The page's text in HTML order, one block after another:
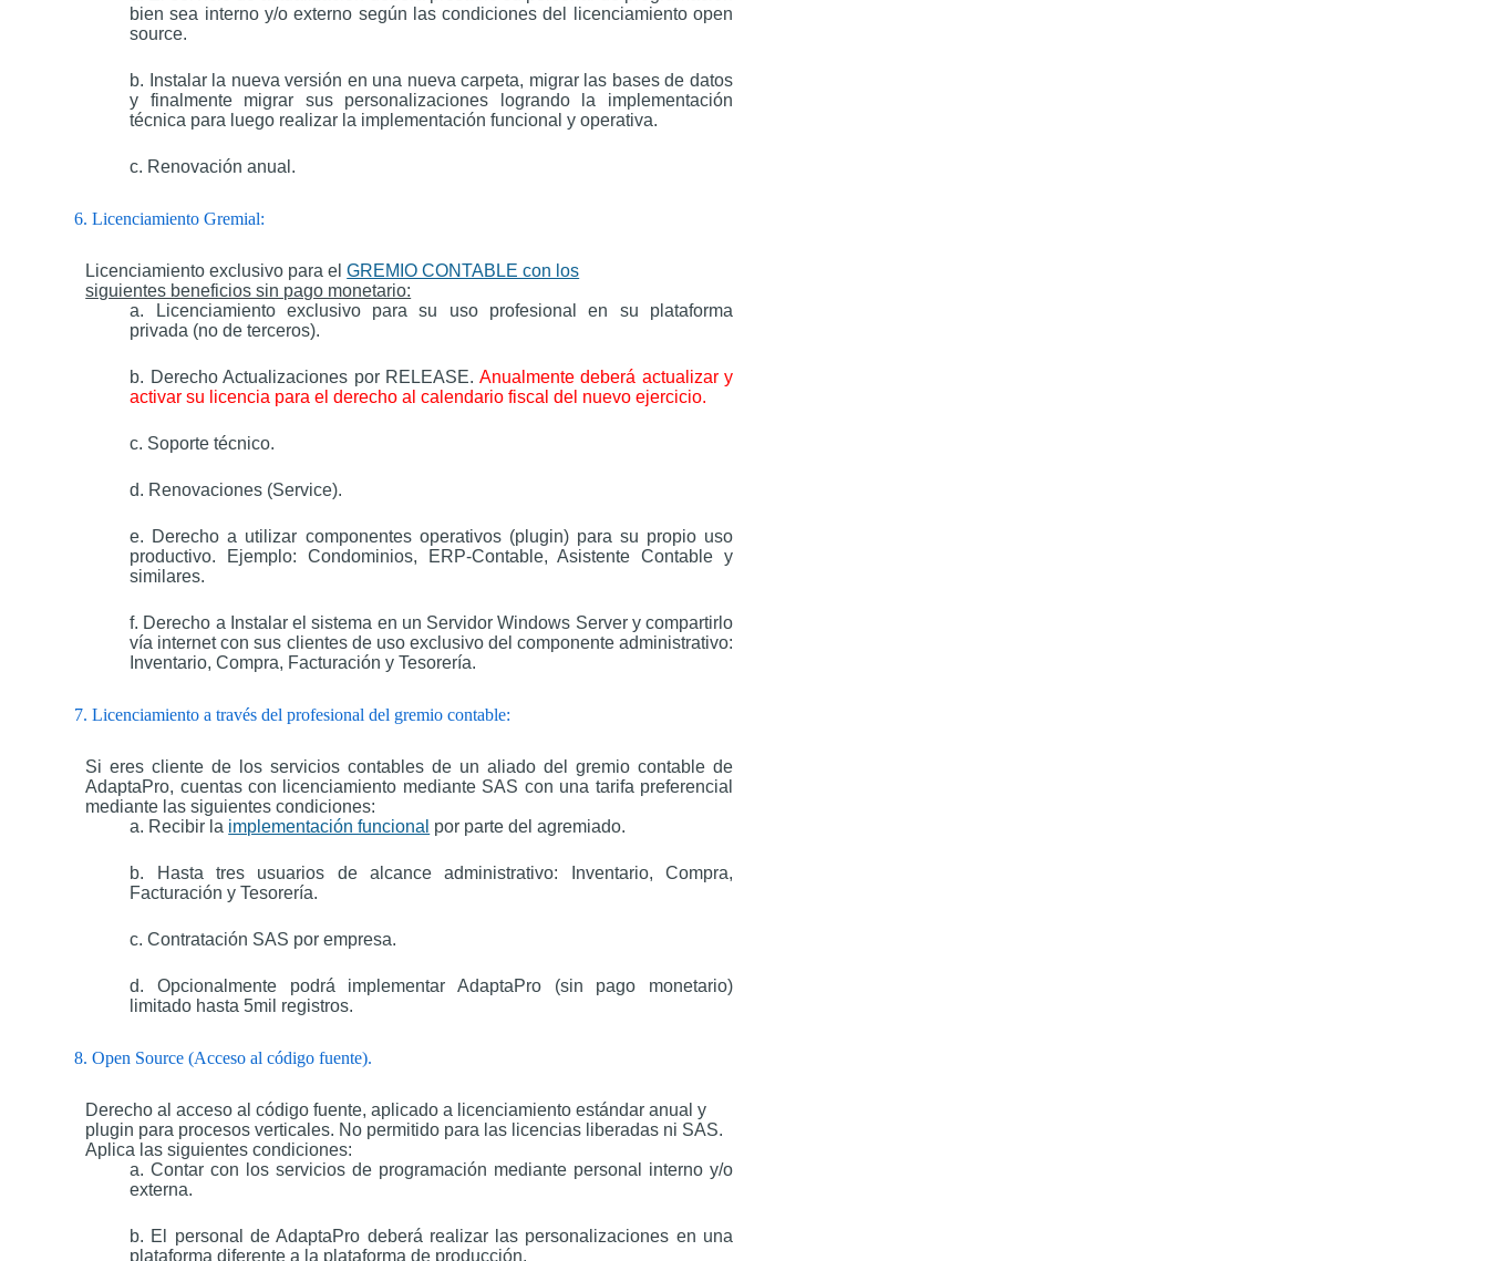
bien sea interno y/o externo según las condiciones del licenciamiento open
source.
b. Instalar la nueva versión en una nueva carpeta, migrar las bases de datos
y finalmente migrar sus personalizaciones logrando la implementación
técnica para luego realizar la implementación funcional y operativa.
c. Renovación anual.
6. Licenciamiento Gremial:
Licenciamiento exclusivo para elGREMIO CONTABLE con los
siguientes beneficios sin pago monetario:
a. Licenciamiento exclusivo para su uso profesional en su plataforma
privada (no de terceros).
b. Derecho Actualizaciones por RELEASE. Anualmente deberá actualizar y
activar su licencia para el derecho al calendario fiscal del nuevo ejercicio.
c. Soporte técnico.
d. Renovaciones (Service).
e. Derecho a utilizar componentes operativos (plugin) para su propio uso
productivo. Ejemplo: Condominios, ERP-Contable, Asistente Contable y
similares.
f. Derecho a Instalar el sistema en un Servidor Windows Server y compartirlo
vía internet con sus clientes de uso exclusivo del componente administrativo:
Inventario, Compra, Facturación y Tesorería.
7. Licenciamiento a través del profesional del gremio contable:
Si eres cliente de los servicios contables de un aliado del gremio contable de
AdaptaPro, cuentas con licenciamiento mediante SAS con una tarifa preferencial
mediante las siguientes condiciones:
a. Recibir la implementación funcional por parte del agremiado.
b. Hasta tres usuarios de alcance administrativo: Inventario, Compra,
Facturación y Tesorería.
c. Contratación SAS por empresa.
d. Opcionalmente podrá implementar AdaptaPro (sin pago monetario)
limitado hasta 5mil registros.
8. Open Source (Acceso al código fuente).
Derecho al acceso al código fuente, aplicado a licenciamiento estándar anual y
plugin para procesos verticales. No permitido para las licencias liberadas ni SAS.
Aplica las siguientes condiciones:
a. Contar con los servicios de programación mediante personal interno y/o
externa.
b. El personal de AdaptaPro deberá realizar las personalizaciones en una
plataforma diferente a la plataforma de producción.